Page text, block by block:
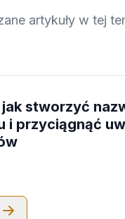
artykuły w tej
jak stworzyć
i przyciągnąć